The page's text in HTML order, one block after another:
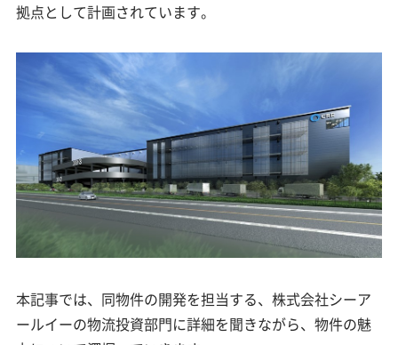
拠点として計画されています。
本記事では、同物件の開発を担当する、株式会社シーア
ールイーの物流投資部門に詳細を聞きながら、物件の魅